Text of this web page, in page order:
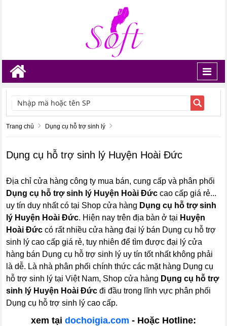
TÌM KIẾM
Trang chủ Dụng cụ hỗ trợ sinh lý
Dụng cụ hỗ trợ sinh lý Huyện Hoài Đức
Địa chỉ cửa hàng công ty mua bán, cung cấp và phân phối
Dụng cụ hỗ trợ sinh lý Huyện Hoài Đức cao cấp giá rẻ...
uy tín duy nhất có tại Shop cửa hàng Dụng cụ hỗ trợ sinh
lý Huyện Hoài Đức. Hiện nay trên địa bàn ở tại Huyện
Hoài Đức có rất nhiều cửa hàng đại lý bán Dụng cụ hỗ trợ
sinh lý cao cấp giá rẻ, tuy nhiên để tìm được đại lý cửa
hàng bán Dụng cụ hỗ trợ sinh lý uy tín tốt nhất không phải
là dễ. Là nhà phân phối chính thức các mặt hàng Dụng cụ
hỗ trợ sinh lý tại Việt Nam, Shop cửa hàng Dụng cụ hỗ trợ
sinh lý Huyện Hoài Đức đi đầu trong lĩnh vực phân phối
Dụng cụ hỗ trợ sinh lý cao cấp.
xem tại dochoigia.com - Hoặc Hotline: